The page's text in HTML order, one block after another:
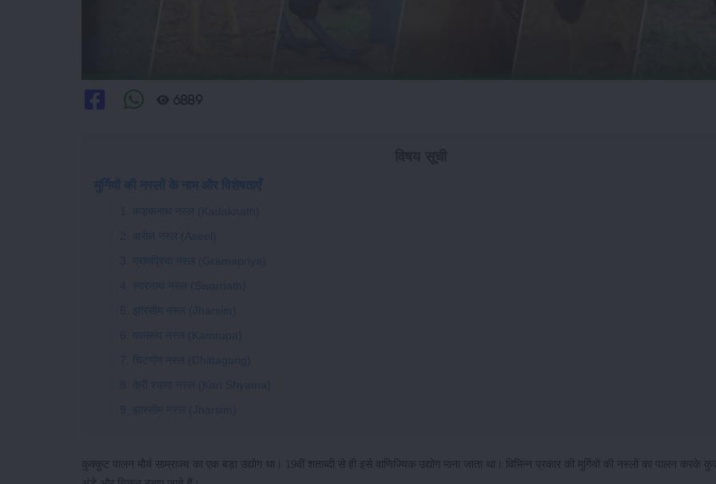
6889
मुर्गियों की नस्लों के नाम और विशेषताएँ
1. कड़कनाथ नस्ल (Kadaknath)
2. असेल नस्ल (Aseel)
3. ग्रामप्रिया नस्ल (Gramapriya)
4. स्वरनाथ नस्ल (Swarnath)
5. झारसीम नस्ल (Jharsim)
6. कामरूप नस्ल (Kamrupa)
7. चिटगोंग नस्ल (Chittagong)
8. केरी श्यामा नस्ल (Kari Shyama)
9. झारसीम नस्ल (Jharsim)
कुक्कुट पालन मौर्य साम्राज्य का एक बड़ा उद्योग था। 19वीं शताब्दी से ही इसे वाणिज्यिक उद्योग माना जाता था। विभिन्न प्रकार की मुर्गियों की नस्लों का पालन करके